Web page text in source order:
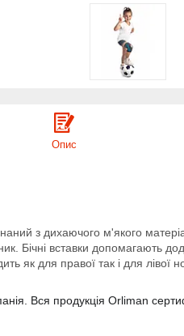
Опис
з дихаючого м'якого
Бічні вставки допомагають
як для правої так і для лівої
Вся продукція Orliman